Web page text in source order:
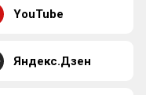
YouTube
Яндекс.Дзен